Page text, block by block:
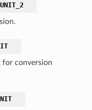
for conversion